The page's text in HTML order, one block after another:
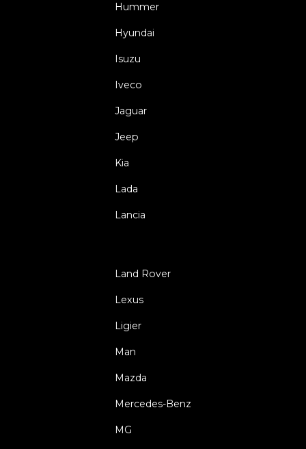
Hummer
Hyundai
Isuzu
Iveco
Jaguar
Jeep
Kia
Lada
Lancia
Land Rover
Lexus
Ligier
Man
Mazda
Mercedes-Benz
MG